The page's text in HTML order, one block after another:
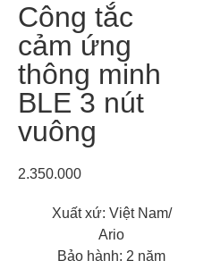
Công tắc
cảm ứng
thông minh
BLE 3 nút
vuông
2.350.000
Xuất xứ: Việt Nam/
Ario
Bảo hành: 2 năm